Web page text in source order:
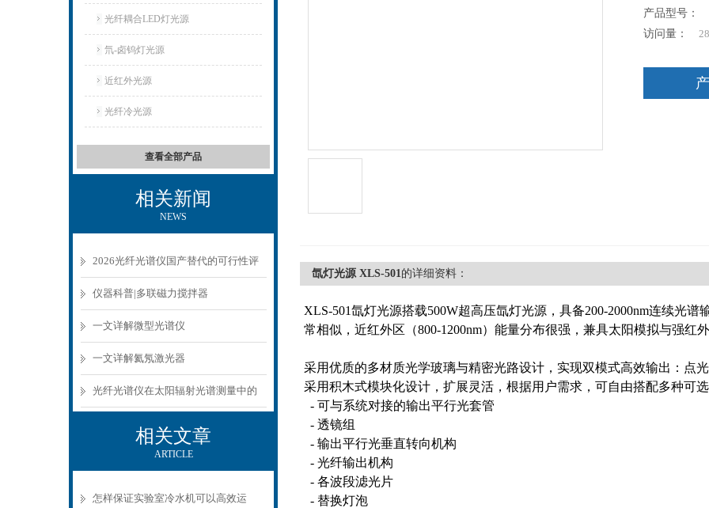
光纤耦合LED灯光源
氘-卤钨灯光源
近红外光源
光纤冷光源
查看全部产品
相关新闻
NEWS
2026光纤光谱仪国产替代的可行性评
估与实测数据
仪器科普|多联磁力搅拌器
一文详解微型光谱仪
一文详解氦氖激光器
光纤光谱仪在太阳辐射光谱测量中的
相关文章
ARTICLE
怎样保证实验室冷水机可以高效运
产品型号：
访问量：
氙灯光源 XLS-501的详细资料：
XLS-501氙灯光源搭载500W超高压氙灯光源，具备200-2000nm连续光
常相似，近红外区（800-1200nm）能量分布很强，兼具太阳模拟与强红
采用优质的多材质光学玻璃与精密光路设计，实现双模式高效输出：点光
采用积木式模块化设计，扩展灵活，根据用户需求，可自由搭配多种可选
- 可与系统对接的输出平行光套管
- 透镜组
- 输出平行光垂直转向机构
- 光纤输出机构
- 各波段滤光片
- 替换灯泡